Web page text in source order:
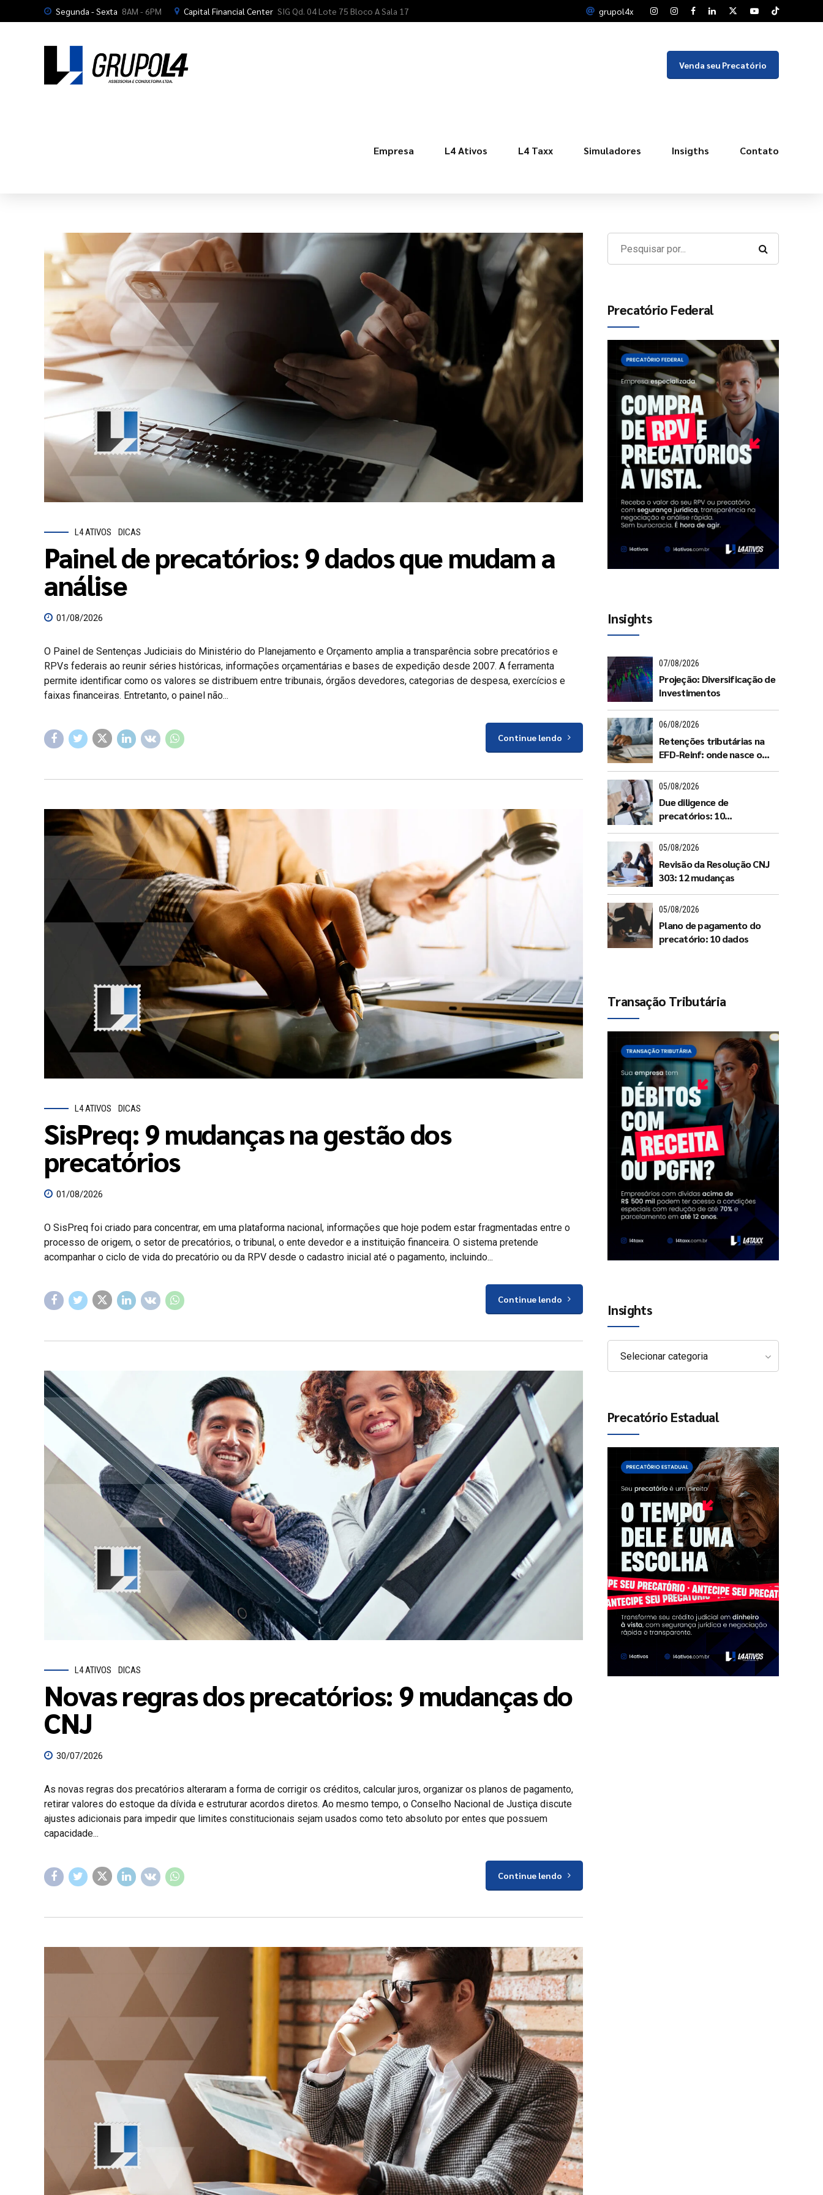
Segunda - Sexta 8AM - 6PM Capital Financial Center SIG Qd. 04 Lote 75 Bloco A Sala 17 grupol4x
Venda seu Precatório
Empresa L4 Ativos L4 Taxx Simuladores Insigths Contato
L4 ATIVOS DICAS
Painel de precatórios: 9 dados que mudam a
análise
01/08/2026
O Painel de Sentenças Judiciais do Ministério do Planejamento e Orçamento amplia a transparência sobre precatórios e
RPVs federais ao reunir séries históricas, informações orçamentárias e bases de expedição desde 2007. A ferramenta
permite identificar como os valores se distribuem entre tribunais, órgãos devedores, categorias de despesa, exercícios e
faixas financeiras. Entretanto, o painel não...
Continue lendo
L4 ATIVOS DICAS
SisPreq: 9 mudanças na gestão dos
precatórios
01/08/2026
O SisPreq foi criado para concentrar, em uma plataforma nacional, informações que hoje podem estar fragmentadas entre o
processo de origem, o setor de precatórios, o tribunal, o ente devedor e a instituição financeira. O sistema pretende
acompanhar o ciclo de vida do precatório ou da RPV desde o cadastro inicial até o pagamento, incluindo...
Continue lendo
L4 ATIVOS DICAS
Novas regras dos precatórios: 9 mudanças do
CNJ
30/07/2026
As novas regras dos precatórios alteraram a forma de corrigir os créditos, calcular juros, organizar os planos de pagamento,
retirar valores do estoque da dívida e estruturar acordos diretos. Ao mesmo tempo, o Conselho Nacional de Justiça discute
ajustes adicionais para impedir que limites constitucionais sejam usados como teto absoluto por entes que possuem
capacidade...
Continue lendo
Precatório Federal
Insights
07/08/2026
Projeção: Diversificação de
Investimentos
06/08/2026
Retenções tributárias na
EFD-Reinf: onde nasce o
05/08/2026
Due diligence de
precatórios: 10
05/08/2026
Revisão da Resolução CNJ
303: 12 mudanças
05/08/2026
Plano de pagamento do
precatório: 10 dados
Transação Tributária
Insights
Selecionar categoria
Precatório Estadual